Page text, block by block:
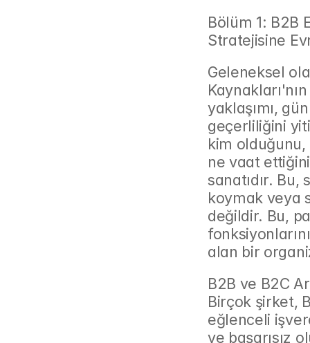
Bölüm 1: B2B
Stratejisine
Geleneksel
yaklaşımı,
geçerliliğini
kim
ne vaat
sanatıdır.
koymak veya
değildir. Bu,
alan bir
B2B ve B2C
Birçok şirket,
eğlenceli
ve başarısız